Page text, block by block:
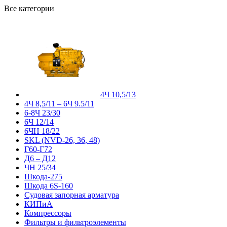
Все категории
4Ч 10,5/13
4Ч 8,5/11 – 6Ч 9.5/11
6-8Ч 23/30
6Ч 12/14
6ЧН 18/22
SKL (NVD-26, 36, 48)
Г60-Г72
Д6 – Д12
ЧН 25/34
Шкода-275
Шкода 6S-160
Судовая запорная арматура
КИПиА
Компрессоры
Фильтры и фильтроэлементы